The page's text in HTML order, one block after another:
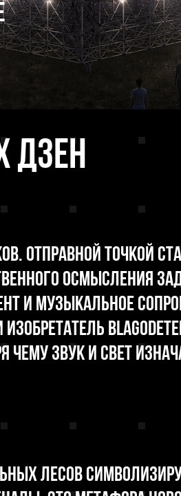
Дзен
Отправной точкой
осмысления
и музыкальное
чему звук и свет
лесов